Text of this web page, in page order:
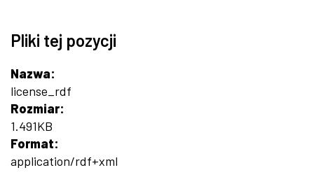
Pliki tej pozycji
Nazwa:
license_rdf
Rozmiar:
1.491KB
Format:
application/rdf+xml